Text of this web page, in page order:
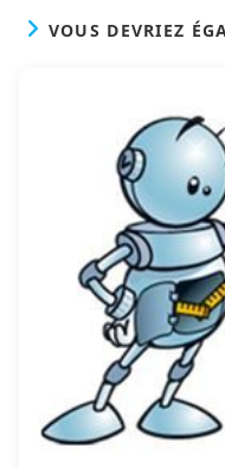
VOUS DEVRIEZ